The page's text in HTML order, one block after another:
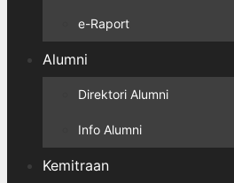
e-Raport
Alumni
Direktori Alumni
Info Alumni
Kemitraan